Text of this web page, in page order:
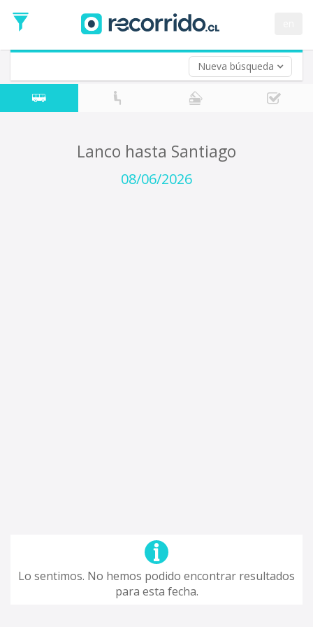
Nueva búsqueda
de
Ida
Vuelta (opcional)
Fecha
de
Lanco hasta Santiago
08/06/2026
Lo sentimos. No hemos podido encontrar resultados
para esta fecha.